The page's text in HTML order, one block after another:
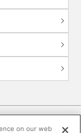
on our web